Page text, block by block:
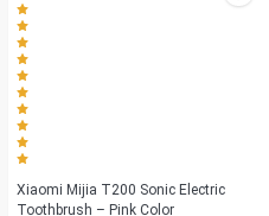
Xiaomi Mijia T200 Sonic Electric
Toothbrush – Pink Color